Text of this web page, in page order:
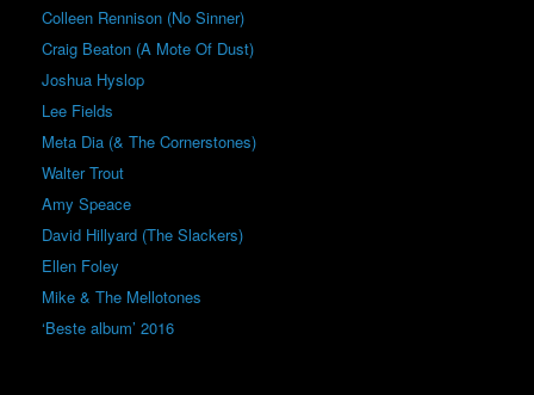
Colleen Rennison (No Sinner)
Craig Beaton (A Mote Of Dust)
Joshua Hyslop
Lee Fields
Meta Dia (& The Cornerstones)
Walter Trout
Amy Speace
David Hillyard (The Slackers)
Ellen Foley
Mike & The Mellotones
‘Beste album’ 2016